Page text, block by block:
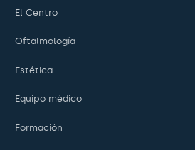
El Centro
Oftalmología
Estética
Equipo médico
Formación